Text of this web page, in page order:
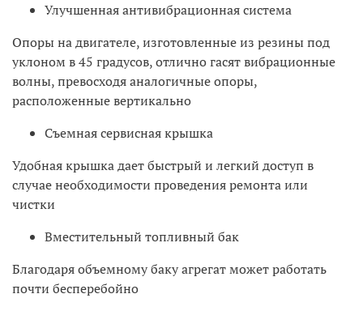
Улучшенная антивибрационная система
Опоры на двигателе, изготовленные из резины под
уклоном в 45 градусов, отлично гасят вибрационные
волны, превосходя аналогичные опоры,
расположенные вертикально
Съемная сервисная крышка
Удобная крышка дает быстрый и легкий доступ в
случае необходимости проведения ремонта или
чистки
Вместительный топливный бак
Благодаря объемному баку агрегат может работать
почти бесперебойно